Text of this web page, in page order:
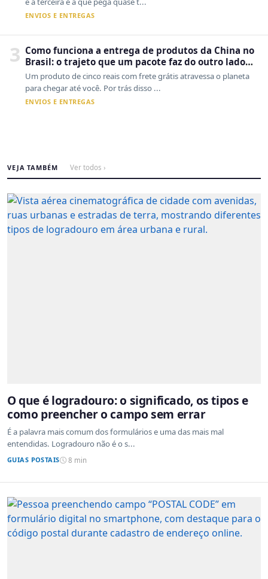
ENVIOS E ENTREGAS
3 Como funciona a entrega de produtos da China no
Brasil: o trajeto que um pacote faz do outro lado
do mundo até a sua casa
Um produto de cinco reais com frete grátis atravessa o planeta
para chegar até você. Por trás disso ...
ENVIOS E ENTREGAS
VEJA TAMBÉM Ver todos ›
O que é logradouro: o significado, os tipos e
como preencher o campo sem errar
É a palavra mais comum dos formulários e uma das mais mal
entendidas. Logradouro não é o s...
GUIAS POSTAIS 8 min